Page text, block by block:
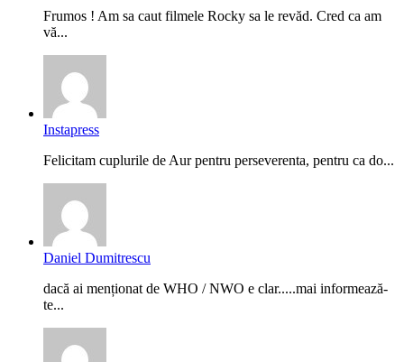
Frumos ! Am sa caut filmele Rocky sa le revăd. Cred ca am
vă...
Instapress
Felicitam cuplurile de Aur pentru perseverenta, pentru ca do...
Daniel Dumitrescu
dacă ai menționat de WHO / NWO e clar.....mai informează-
te...